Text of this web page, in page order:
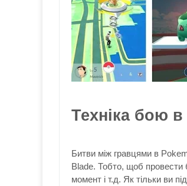
Техніка бою
Битви між гравцями в
Blade. Тобто, щоб провести
момент і т.д. Як тільки ви